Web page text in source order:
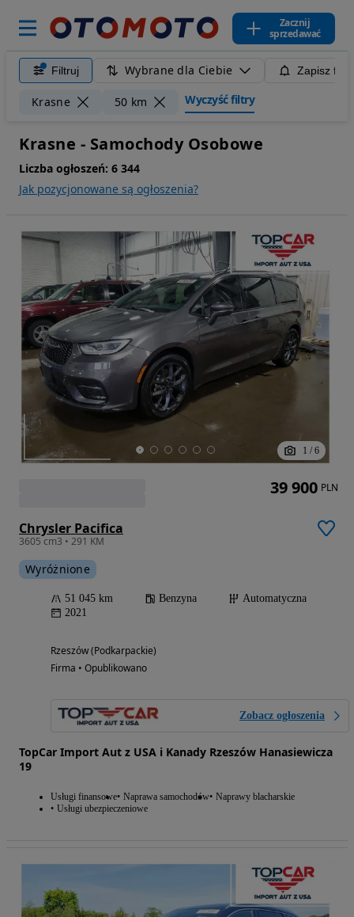
Zacznij
sprzedawać
Filtruj Wybrane dla Ciebie Zapisz
Krasne 50 km Wyczyść filtry
Krasne - Samochody Osobowe
Liczba ogłoszeń: 6 344
Jak pozycjonowane są ogłoszenia?
1 / 6
Chrysler Pacifica
3605 cm3 • 291 KM
Wyróżnione
51 045 km Benzyna
Automatyczna
2021
Rzeszów (Podkarpackie)
Firma • Opublikowano
Zobacz ogłoszenia
TopCar Import Aut z USA i Kanady Rzeszów Hanasiewicza
19
Usługi finansowe Naprawa samochodów Naprawy blacharskie
Usługi ubezpieczeniowe
39 900 PLN